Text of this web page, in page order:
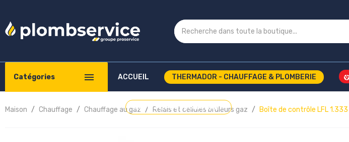
Catégories ACCUEIL THERMADOR - CHAUFFAGE & PLOMBERIE
COMPTE PROFESSIONNEL
Maison Chauffage Chauffage au gaz Relais et cellules brûleurs gaz Boîte de contrôle LFL 1.333